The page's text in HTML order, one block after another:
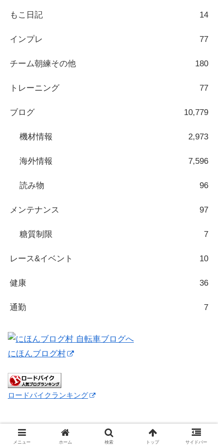
もこ日記 14
インプレ 77
チーム朝練その他 180
トレーニング 77
ブログ 10,779
機材情報 2,973
海外情報 7,596
読み物 96
メンテナンス 97
糖質制限 7
レース&イベント 10
健康 36
通勤 7
にほんブログ村
ロードバイクランキング
メニュー ホーム 検索 トップ サイドバー